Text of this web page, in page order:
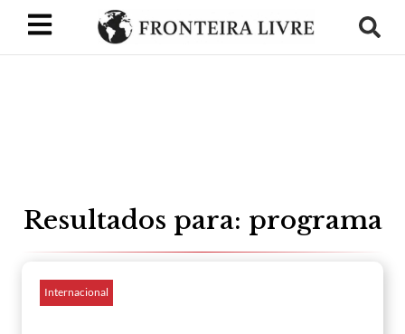
Resultados para: programa
Internacional